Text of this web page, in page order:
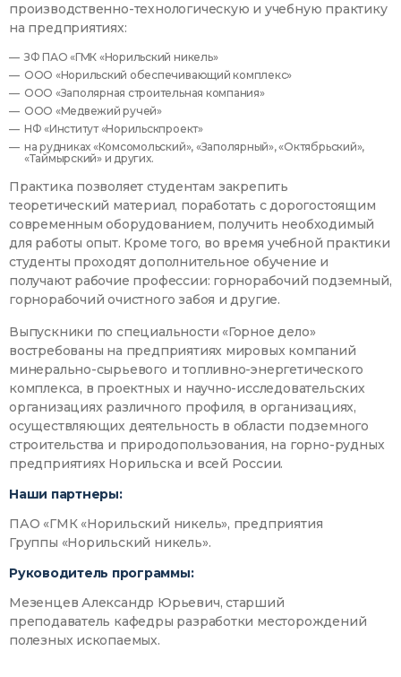
производственно-технологическую и учебную практику
на предприятиях:
ЗФ ПАО «ГМК «Норильский никель»
ООО «Норильский обеспечивающий комплекс»
ООО «Заполярная строительная компания»
ООО «Медвежий ручей»
НФ «Институт «Норильскпроект»
на рудниках «Комсомольский», «Заполярный», «Октябрьский»,
«Таймырский» и других.
Практика позволяет студентам закрепить
теоретический материал, поработать с дорогостоящим
современным оборудованием, получить необходимый
для работы опыт. Кроме того, во время учебной практики
студенты проходят дополнительное обучение и
получают рабочие профессии: горнорабочий подземный,
горнорабочий очистного забоя и другие.
Выпускники по специальности «Горное дело»
востребованы на предприятиях мировых компаний
минерально-сырьевого и топливно-энергетического
комплекса, в проектных и научно-исследовательских
организациях различного профиля, в организациях,
осуществляющих деятельность в области подземного
строительства и природопользования, на горно-рудных
предприятиях Норильска и всей России.
Наши партнеры:
ПАО «ГМК «Норильский никель», предприятия
Группы «Норильский никель».
Руководитель программы:
Мезенцев Александр Юрьевич, старший
преподаватель кафедры разработки месторождений
полезных ископаемых.